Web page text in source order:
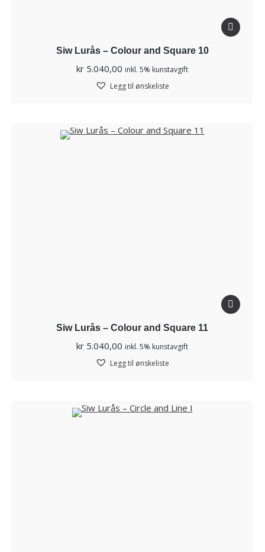
Siw Lurås – Colour and Square 10
kr 5.040,00 inkl. 5% kunstavgift
Legg til ønskeliste
Siw Lurås – Colour and Square 11
kr 5.040,00 inkl. 5% kunstavgift
Legg til ønskeliste